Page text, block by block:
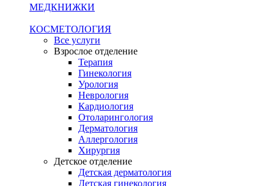
МЕДКНИЖКИ
КОСМЕТОЛОГИЯ
Все услуги
Взрослое отделение
Терапия
Гинекология
Урология
Неврология
Кардиология
Отоларингология
Дерматология
Аллергология
Хирургия
Детское отделение
Детская дерматология
Детская гинекология